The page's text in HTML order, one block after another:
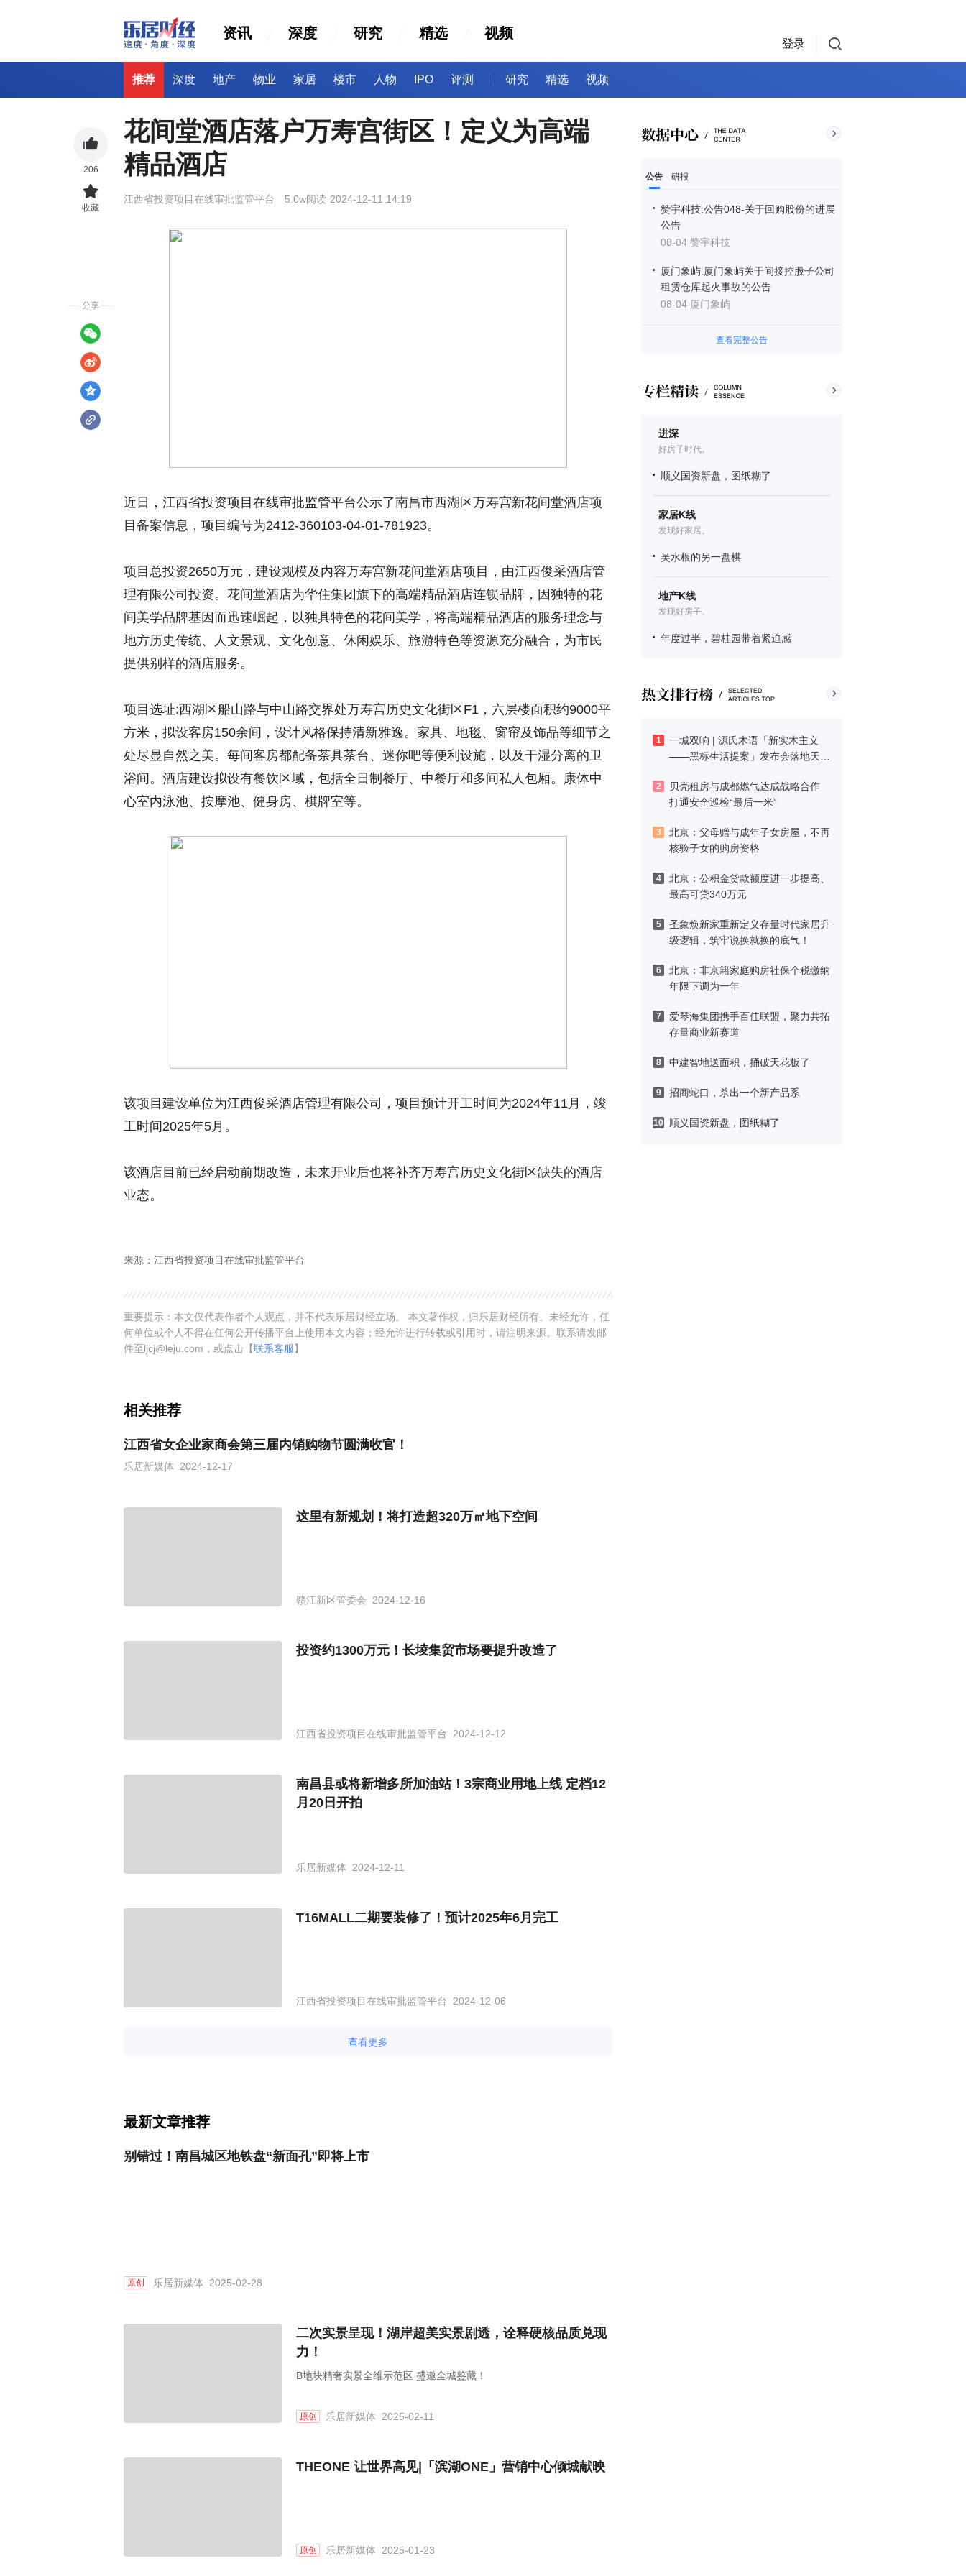
资讯 深度 研究 精选 视频
登录
推荐 深度 地产 物业 家居 楼市 人物 IPO 评测 研究 精选 视频
公告 研报
赞宇科技:公告048-关于回购股份的进展
公告
08-04 赞宇科技
厦门象屿:厦门象屿关于间接控股子公司
租赁仓库起火事故的公告
08-04 厦门象屿
查看完整公告
进深
好房子时代。
顺义国资新盘，图纸糊了
家居K线
发现好家居。
吴水根的另一盘棋
地产K线
发现好房子。
年度过半，碧桂园带着紧迫感
1
一城双响 | 源氏木语「新实木主义
——黑标生活提案」发布会落地天
2
贝壳租房与成都燃气达成战略合作
打通安全巡检“最后一米”
3
北京：父母赠与成年子女房屋，不再
核验子女的购房资格
4
北京：公积金贷款额度进一步提高、
最高可贷340万元
5
圣象焕新家重新定义存量时代家居升
级逻辑，筑牢说换就换的底气！
6
北京：非京籍家庭购房社保个税缴纳
年限下调为一年
7
爱琴海集团携手百佳联盟，聚力共拓
存量商业新赛道
8 中建智地送面积，捅破天花板了
9 招商蛇口，杀出一个新产品系
10 顺义国资新盘，图纸糊了
花间堂酒店落户万寿宫街区！定义为高端
精品酒店
江西省投资项目在线审批监管平台 5.0w阅读 2024-12-11 14:19
近日，江西省投资项目在线审批监管平台公示了南昌市西湖区万寿宫新花间堂酒店项
目备案信息，项目编号为2412-360103-04-01-781923。
项目总投资2650万元，建设规模及内容万寿宫新花间堂酒店项目，由江西俊采酒店管
理有限公司投资。花间堂酒店为华住集团旗下的高端精品酒店连锁品牌，因独特的花
间美学品牌基因而迅速崛起，以独具特色的花间美学，将高端精品酒店的服务理念与
地方历史传统、人文景观、文化创意、休闲娱乐、旅游特色等资源充分融合，为市民
提供别样的酒店服务。
项目选址:西湖区船山路与中山路交界处万寿宫历史文化街区F1，六层楼面积约9000平
方米，拟设客房150余间，设计风格保持清新雅逸。家具、地毯、窗帘及饰品等细节之
处尽显自然之美。每间客房都配备茶具茶台、迷你吧等便利设施，以及干湿分离的卫
浴间。酒店建设拟设有餐饮区域，包括全日制餐厅、中餐厅和多间私人包厢。康体中
心室内泳池、按摩池、健身房、棋牌室等。
该项目建设单位为江西俊采酒店管理有限公司，项目预计开工时间为2024年11月，竣
工时间2025年5月。
该酒店目前已经启动前期改造，未来开业后也将补齐万寿宫历史文化街区缺失的酒店
业态。
来源：江西省投资项目在线审批监管平台
重要提示：本文仅代表作者个人观点，并不代表乐居财经立场。 本文著作权，归乐居财经所有。未经允许，任
何单位或个人不得在任何公开传播平台上使用本文内容；经允许进行转载或引用时，请注明来源。联系请发邮
件至ljcj@leju.com，或点击【联系客服】
相关推荐
江西省女企业家商会第三届内销购物节圆满收官！
乐居新媒体 2024-12-17
这里有新规划！将打造超320万㎡地下空间
赣江新区管委会 2024-12-16
投资约1300万元！长堎集贸市场要提升改造了
江西省投资项目在线审批监管平台 2024-12-12
南昌县或将新增多所加油站！3宗商业用地上线 定档12
月20日开拍
乐居新媒体 2024-12-11
T16MALL二期要装修了！预计2025年6月完工
江西省投资项目在线审批监管平台 2024-12-06
查看更多
最新文章推荐
别错过！南昌城区地铁盘“新面孔”即将上市
原创 乐居新媒体 2025-02-28
二次实景呈现！湖岸超美实景剧透，诠释硬核品质兑现
力！
B地块精奢实景全维示范区 盛邀全城鉴藏！
原创 乐居新媒体 2025-02-11
THEONE 让世界高见|「滨湖ONE」营销中心倾城献映
原创 乐居新媒体 2025-01-23
206
收藏
分享